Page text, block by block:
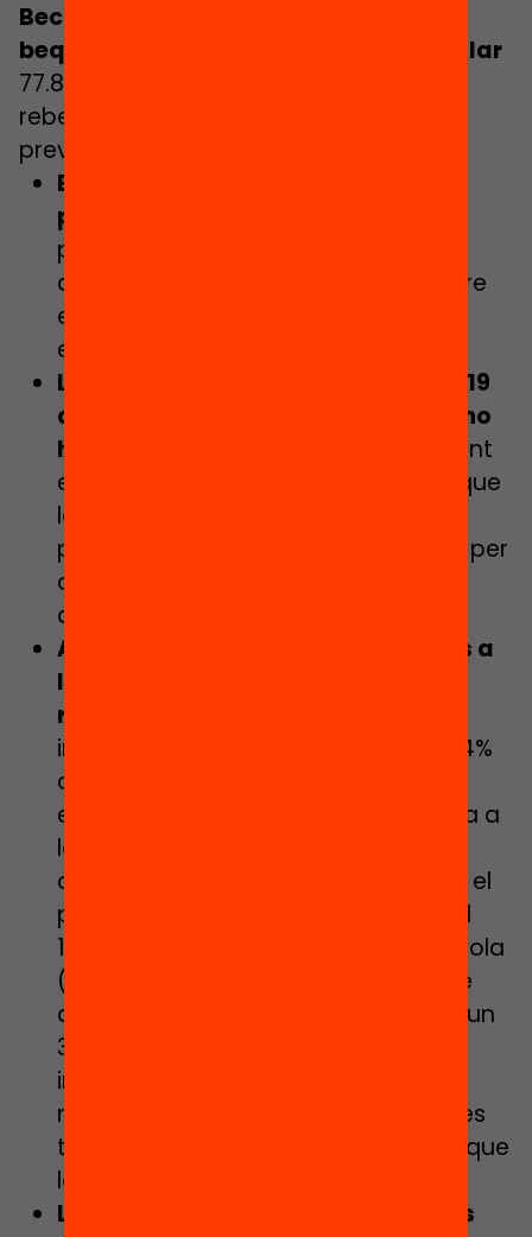
Beca + Secundària: Un programa de
beques contra l’abandonament escolar
77.840 alumnes en risc de pobresa no
reben cap beca a la secundària per
prevenir l’abandonament escolar
El 14% dels joves abandona
prematurament els estudis
percentatge entre els més alts
d’Europa que es multiplica per 4 entre
els joves amb menys recursos
econòmics.
L’any 2020, el 61% de l’alumnat de 19
anys que havia deixat els estudis ho
havia fet durant l’ESO
i principalment
en acabar 4t d’ESO. Això demostra que
la transició cap als ensenyaments
postobligatoris és un moment crític per
a l’abandonament prematur i cal
acompanyar el jovent.
A Catalunya, la política de beques a
l’estudi té un caràcter molt
residual:
inversió en beques representa un 3,4%
del total de la despesa pública en
educació, percentatge que ens situa a
la cua dels països europeus. b) Al
conjunt dels estudis no universitaris, el
percentatge d’alumnat becat és del
16,9%, per sota de la mitjana espanyola
(23,4%) i molt inferior al percentatge
d’infants i joves en risc de pobresa (un
31,7% el 2022). c) Els països que
inverteixen més en beques tenen
menys desigualtats educatives i unes
taxes d’abandonament més baixes que
la resta.
L’any 2022 hi havia 106.161 alumnes